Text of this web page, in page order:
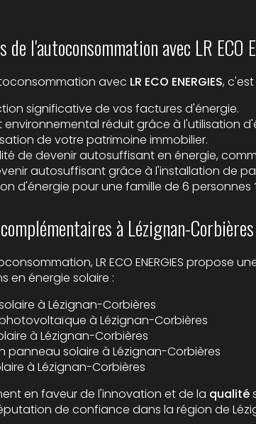
de l'autoconsommation avec LR ECO
avec LR ECO ENERGIES,
significative de vos factures d'énergie.
environnemental réduit grâce à l'utilisation
de votre patrimoine immobilier.
de devenir autosuffisant en énergie,
autosuffisant grâce à l'installation de
d'énergie pour une famille de 6 personnes
à Lézignan-Corbières
LR ECO ENERGIES propose
en énergie solaire :
à Lézignan-Corbières
à Lézignan-Corbières
à Lézignan-Corbières
panneau solaire à Lézignan-Corbières
à Lézignan-Corbières
en faveur de l'innovation et de la qualité
de confiance dans la région de